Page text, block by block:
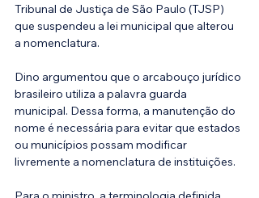
Tribunal de Justiça de São Paulo (TJSP)
que suspendeu a lei municipal que alterou
a nomenclatura.
Dino argumentou que o arcabouço jurídico
brasileiro utiliza a palavra guarda
municipal. Dessa forma, a manutenção do
nome é necessária para evitar que estados
ou municípios possam modificar
livremente a nomenclatura de instituições.